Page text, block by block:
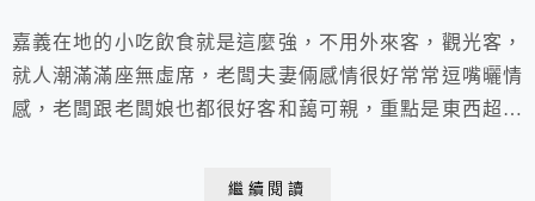
嘉義在地的小吃飲食就是這麼強，不用外來客，觀光客，
就人潮滿滿座無虛席，老闆夫妻倆感情很好常常逗嘴曬情
感，老闆跟老闆娘也都很好客和藹可親，重點是東西超級
繼續閱讀